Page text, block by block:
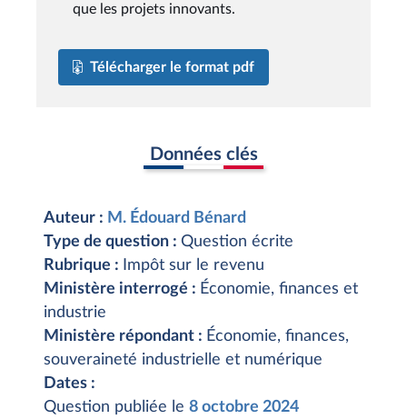
que les projets innovants.
Télécharger le format pdf
Données clés
Auteur : M. Édouard Bénard
Type de question : Question écrite
Rubrique :
Impôt sur le revenu
Ministère interrogé : Économie, finances et
industrie
Ministère répondant : Économie, finances,
souveraineté industrielle et numérique
Dates :
Question publiée le 8 octobre 2024